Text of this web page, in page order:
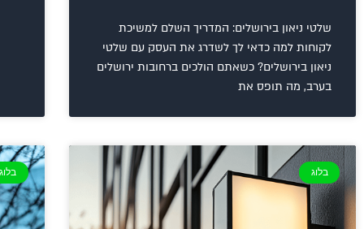
שלטי ניאון בירושלים: המדריך השלם למשיכת
לקוחות למה כדאי לך לשדרג את העסק עם שלטי
ניאון בירושלים? כשאתם הולכים ברחובות ירושלים
בערב, מה תופס את
בלוג בלוג